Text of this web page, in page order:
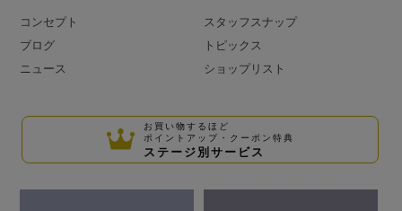
コンセプト
ブログ
ニュース
スタッフスナップ
トピックス
ショップリスト
お買い物するほど
ポイントアップ・クーポン特典
ステージ別サービス